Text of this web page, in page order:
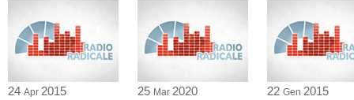
24 Apr 2015 25 Mar 2020 22 Gen 2015